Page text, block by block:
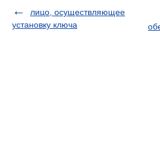
лицо, осуществляющее
установку ключа